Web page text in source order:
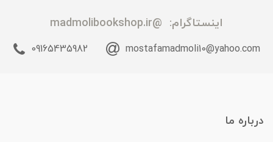
اینستاگرام: @madmolibookshop.ir
mostafamadmoli10@yahoo.com
09165435982
درباره ما